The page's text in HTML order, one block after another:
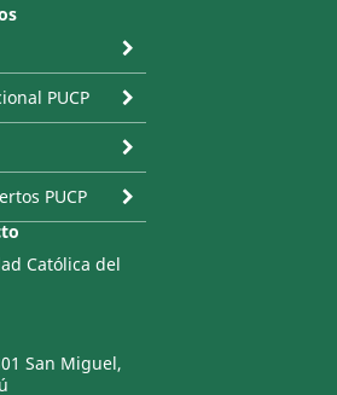
PUCP
PUCP
Católica del
San Miguel,